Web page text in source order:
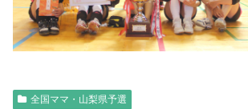
全国ママ・山梨県予選